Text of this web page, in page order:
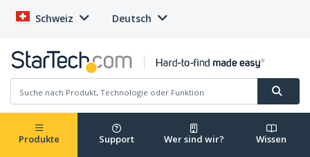
Schweiz Deutsch
Produkte Support Wer sind wir? Wissen